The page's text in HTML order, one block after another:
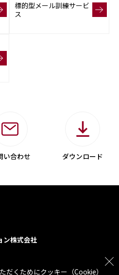
だくためにクッキー（Cookie）
標的型メール訓練サービ
ス
い合わせ ダウンロード
ン株式会社